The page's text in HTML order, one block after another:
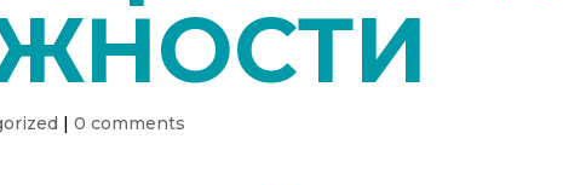
|0 comments